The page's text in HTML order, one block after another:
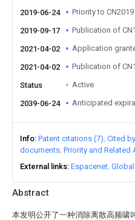
Abstract
本发明公开了一种消除离散高频啸
2019-06-24
Priority to
2019-09-17 Publication of
2021-04-02 Application
2021-04-02 Publication of
Status Active
2039-06-24 Anticipated
Info Patent citations (7) Cited
documents Priority and
External links Espacenet